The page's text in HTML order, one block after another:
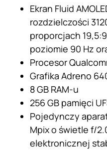
Ekran Fluid
rozdzielczości
proporcjach
poziomie 90 Hz
Procesor
Grafika Adreno
8 GB RAM-u
256 GB pamięci
Pojedynczy
Mpix o świetle f/
elektronicznej